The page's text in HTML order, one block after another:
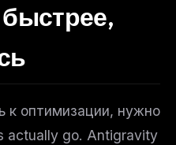
к оптимизации, нужно
actually go. Antigravity